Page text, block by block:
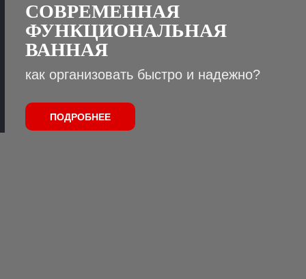
СОВРЕМЕННАЯ
ФУНКЦИОНАЛЬНАЯ
ВАННАЯ
как организовать быстро и надежно?
ПОДРОБНЕЕ